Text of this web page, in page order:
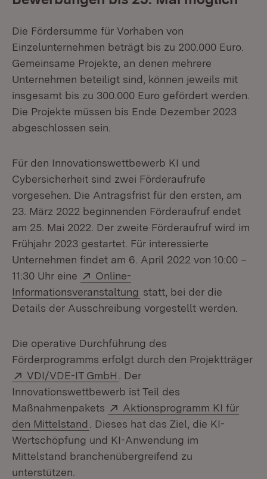
Die Fördersumme für Vorhaben von
Einzelunternehmen beträgt bis zu 200.000 Euro.
Gemeinsame Projekte, an denen mehrere
Unternehmen beteiligt sind, können jeweils mit
insgesamt bis zu 300.000 Euro gefördert werden.
Die Projekte müssen bis Ende Dezember 2023
abgeschlossen sein.
Für den Innovationswettbewerb KI und
Cybersicherheit sind zwei Förderaufrufe
vorgesehen. Die Antragsfrist für den ersten, am
23. März 2022 beginnenden Förderaufruf endet
am 25. Mai 2022. Der zweite Förderaufruf wird im
Frühjahr 2023 gestartet. Für interessierte
Unternehmen findet am 6. April 2022 von 10:00 –
11:30 Uhr eine
Extern:
Online-
Informationsveranstaltung (Öffnet in neuem Fenster)
statt, bei der die
Details der Ausschreibung vorgestellt werden.
Die operative Durchführung des
Förderprogramms erfolgt durch den Projektträger
Extern:
VDI/VDE-IT GmbH (Öffnet in neuem Fenster)
. Der
Innovationswettbewerb ist Teil des
Maßnahmenpakets
Extern:
Aktionsprogramm KI für
den Mittelstand (Öffnet in neuem Fenster)
. Dieses hat das Ziel, die KI-
Wertschöpfung und KI-Anwendung im
Mittelstand branchenübergreifend zu
unterstützen.